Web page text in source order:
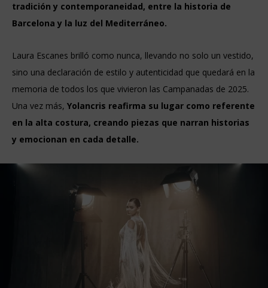
tradición y contemporaneidad, entre la historia de
Barcelona y la luz del Mediterráneo.
Laura Escanes brilló como nunca, llevando no solo un vestido,
sino una declaración de estilo y autenticidad que quedará en la
memoria de todos los que vivieron las Campanadas de 2025.
Una vez más, Yolancris reafirma su lugar como referente
en la alta costura, creando piezas que narran historias
y emocionan en cada detalle.